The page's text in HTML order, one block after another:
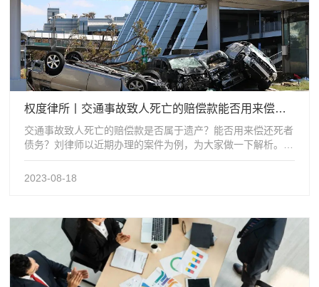
权度律所丨交通事故致人死亡的赔偿款能否用来偿还死者债务？
交通事故致人死亡的赔偿款是否属于遗产？能否用来偿还死者
债务？刘律师以近期办理的案件为例，为大家做一下解析。案
情简介 2023年2月，黄某...
2023-08-18